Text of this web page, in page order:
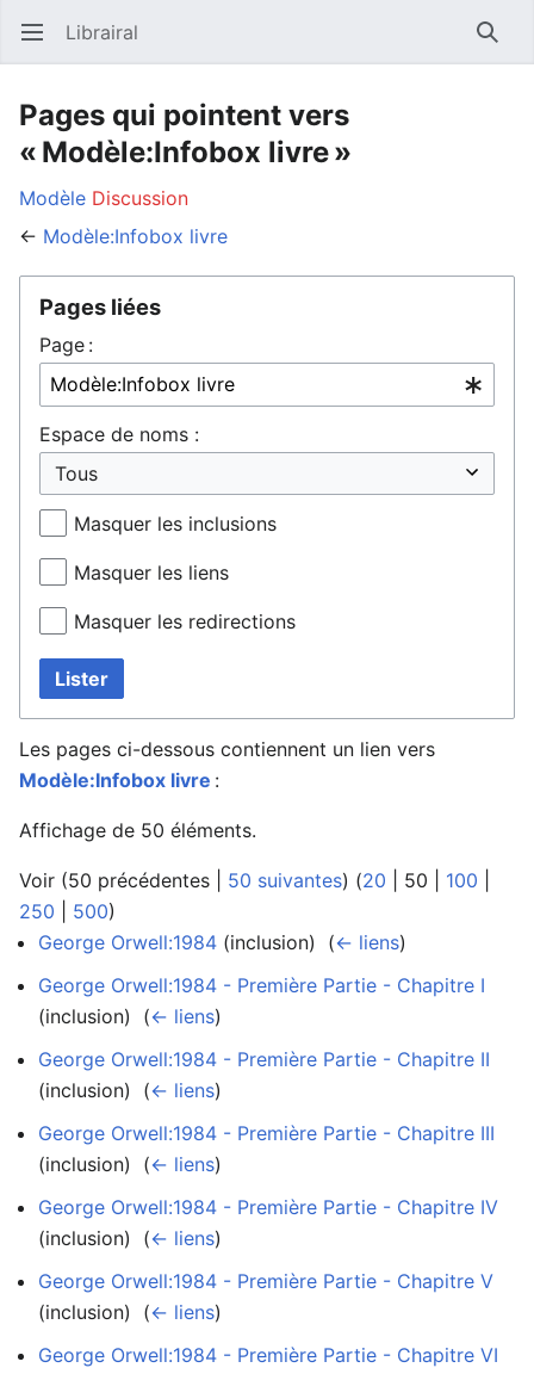
Ouvrir le menu principal Librairal
Pages qui pointent vers
« Modèle:Infobox livre »
Modèle Discussion
← Modèle:Infobox livre
Pages liées
Page :
Espace de noms :
Masquer les inclusions
Masquer les liens
Masquer les redirections
Lister
Les pages ci-dessous contiennent un lien vers
Modèle:Infobox livre :
Affichage de 50 éléments.
Voir (50 précédentes 50 suivantes) (20 50 100
250
500)
George Orwell:1984 (inclusion) ‎ (← liens)
George Orwell:1984 - Première Partie - Chapitre I
(inclusion) ‎ (← liens)
George Orwell:1984 - Première Partie - Chapitre II
(inclusion) ‎ (← liens)
George Orwell:1984 - Première Partie - Chapitre III
(inclusion) ‎ (← liens)
George Orwell:1984 - Première Partie - Chapitre IV
(inclusion) ‎ (← liens)
George Orwell:1984 - Première Partie - Chapitre V
(inclusion) ‎ (← liens)
George Orwell:1984 - Première Partie - Chapitre VI